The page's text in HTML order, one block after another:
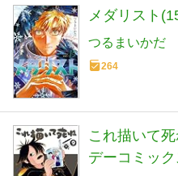
メダリスト
つるまいかだ
264
これ描いて
デーコミッ